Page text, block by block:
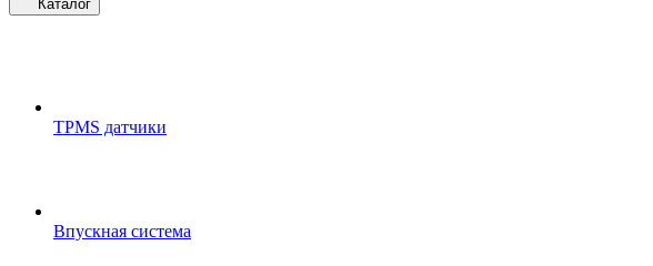
Каталог
TPMS датчики
Впускная система